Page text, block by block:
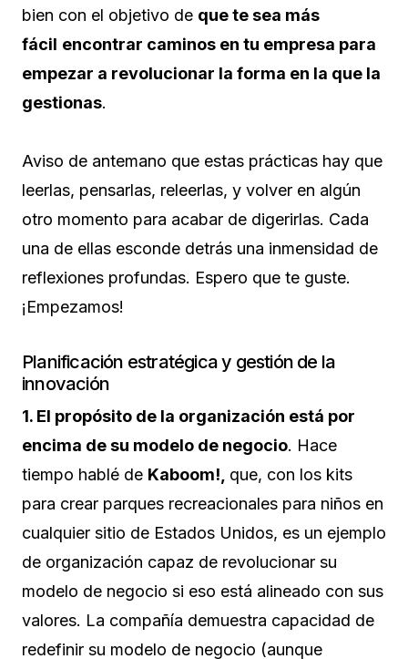
bien con el objetivo de que te sea más
fácil encontrar caminos en tu empresa para
empezar a revolucionar la forma en la que la
gestionas.
Aviso de antemano que estas prácticas hay que
leerlas, pensarlas, releerlas, y volver en algún
otro momento para acabar de digerirlas. Cada
una de ellas esconde detrás una inmensidad de
reflexiones profundas. Espero que te guste.
¡Empezamos!
Planificación estratégica y gestión de la
innovación
1. El propósito de la organización está por
encima de su modelo de negocio. Hace
tiempo hablé de Kaboom!, que, con los kits
para crear parques recreacionales para niños en
cualquier sitio de Estados Unidos, es un ejemplo
de organización capaz de revolucionar su
modelo de negocio si eso está alineado con sus
valores. La compañía demuestra capacidad de
redefinir su modelo de negocio (aunque